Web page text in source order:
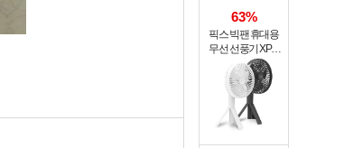
63%
픽스 빅팬 휴대용
무선 선풍기 XPF-
702